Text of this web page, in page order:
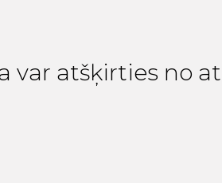
var atšķirties no